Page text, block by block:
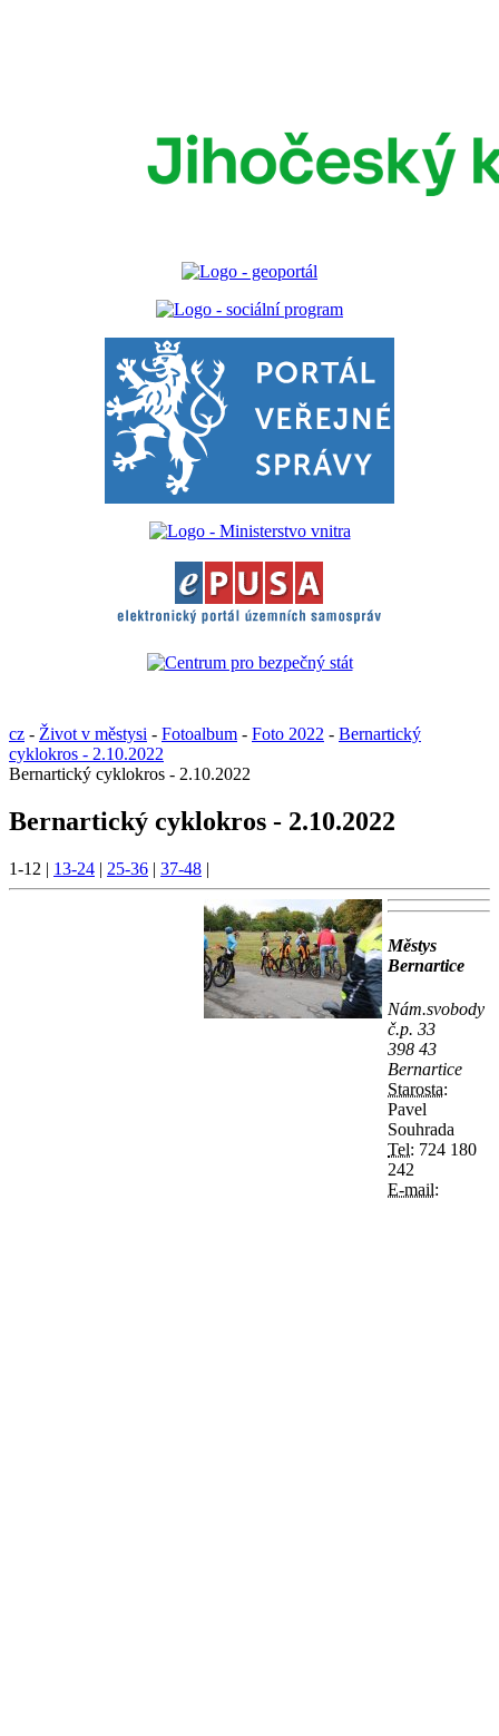
cz - Život v městysi - Fotoalbum - Foto 2022 - Bernartický
cyklokros - 2.10.2022
Bernartický cyklokros - 2.10.2022
Bernartický cyklokros - 2.10.2022
1-12 | 13-24 | 25-36 | 37-48 |
Městys
Bernartice
Nám.svobody
č.p. 33
398 43
Bernartice
Starosta:
Pavel
Souhrada
Tel: 724 180
242
E-mail: